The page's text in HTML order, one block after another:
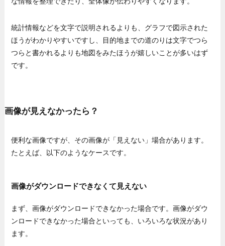
統計情報などを文字で説明されるよりも、グラフで図示された
ほうがわかりやすいですし、目的地までの道のりは文字でつら
つらと書かれるよりも地図をみたほうが嬉しいことが多いはず
です。
画像が見えなかったら？
便利な画像ですが、その画像が「見えない」場合があります。
たとえば、以下のようなケースです。
画像がダウンロードできなくて見えない
まず、画像がダウンロードできなかった場合です。画像がダウ
ンロードできなかった場合といっても、いろいろな状況があり
ます。